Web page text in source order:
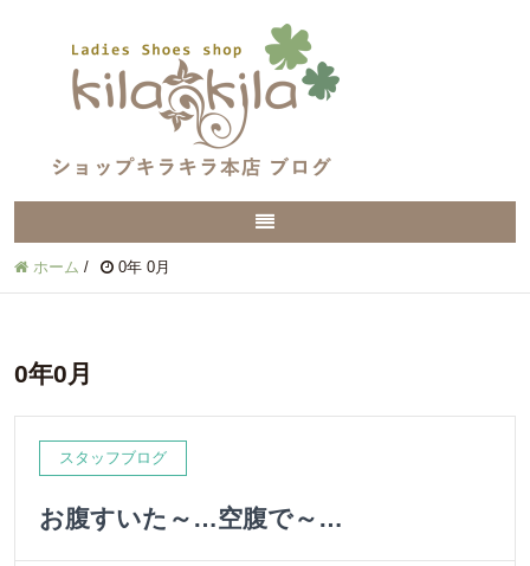
ホーム / 0年 0月
0年0月
スタッフブログ
お腹すいた～…空腹で～…